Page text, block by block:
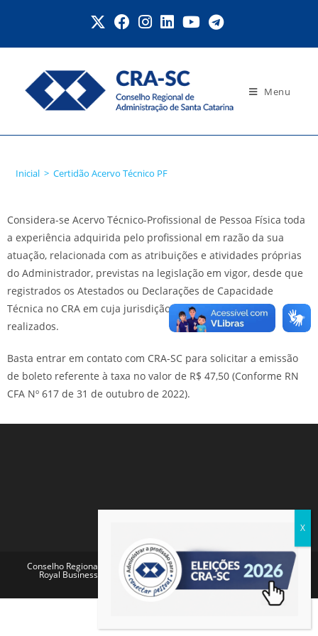
Menu
Inicial > Certidão Acervo Técnico PF
Considera-se Acervo Técnico-Profissional de Pessoa Física toda
a experiência adquirida pelo profissional em razão da sua
atuação, relacionada com as atribuições e atividades próprias
do Administrador, previstas na legislação em vigor, desde que
registrados os Atestados ou Declarações de Capacidade
Técnica no CRA em cuja jurisdição os serviços foram
realizados.
Basta entrar em contato com CRA-SC para solicitar a emissão
de boleto referente à taxa no valor de R$ 47,50 (Conforme RN
CFA Nº 617 de 31 de outubro de 2022).
Conselho Regional de Administração de Santa Catarina - Endereço:
Royal Business Center - Av. Pref. Osmar Cunha, 260 - Centro,
Florianópolis - SC, 88015-100